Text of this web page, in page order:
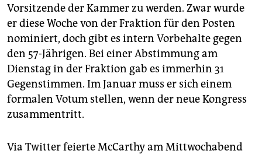
Vorsitzende der Kammer zu werden. Zwar wurde
er diese Woche von der Fraktion für den Posten
nominiert, doch gibt es intern Vorbehalte gegen
den 57-Jährigen. Bei einer Abstimmung am
Dienstag in der Fraktion gab es immerhin 31
Gegenstimmen. Im Januar muss er sich einem
formalen Votum stellen, wenn der neue Kongress
zusammentritt.
Via Twitter feierte McCarthy am Mittwochabend